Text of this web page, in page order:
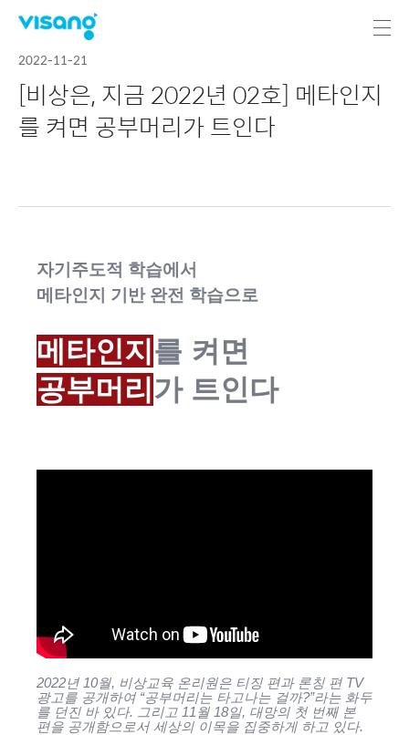
2022-11-21
[비상은, 지금 2022년 02호] 메타인지
를 켜면 공부머리가 트인다
자기주도적 학습에서
메타인지 기반 완전 학습으로
메타인지를 켜면
공부머리가 트인다
2022년 10월, 비상교육 온리원은 티징 편과 론칭 편 TV
광고를 공개하여 “공부머리는 타고나는 걸까?”라는 화두
를 던진 바 있다. 그리고 11월 18일, 대망의 첫 번째 본
편을 공개함으로서 세상의 이목을 집중하게 하고 있다.